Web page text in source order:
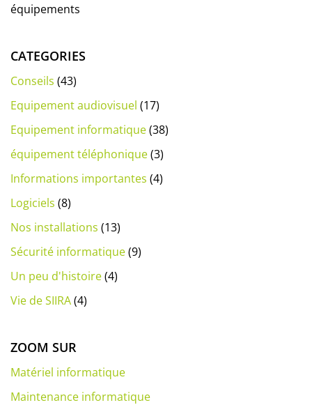
équipements
CATEGORIES
Conseils (43)
Equipement audiovisuel (17)
Equipement informatique(38)
équipement téléphonique(3)
Informations importantes (4)
Logiciels (8)
Nos installations (13)
Sécurité informatique(9)
Un peu d'histoire(4)
Vie de SIIRA(4)
ZOOM SUR
Matériel informatique
Maintenance informatique